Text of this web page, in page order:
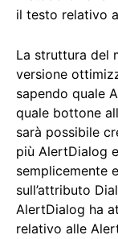
il testo relativo
La struttura del
versione
sapendo quale
quale bottone
sarà possibile
più AlertDialog
semplicemente
sull’attributo
AlertDialog ha
relativo alle